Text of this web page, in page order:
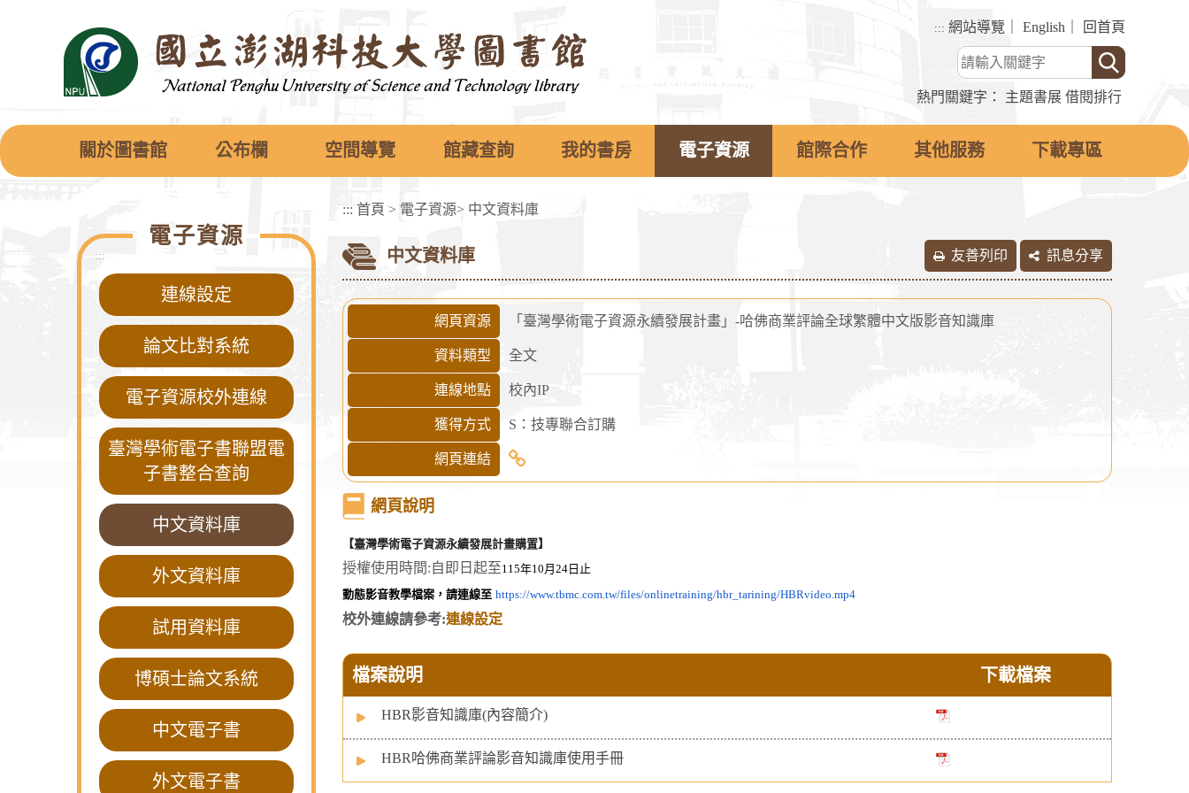
區
塊
::: 網站導覽 English 回首頁
熱門關鍵字： 主題書展 借閱排行
關於圖書館 公布欄 空間導覽 館藏查詢 我的書房 電子資源 館際合作 其他服務 下載專區
:::
電子資源
連線設定
論文比對系統
電子資源校外連線
臺灣學術電子書聯盟電
子書整合查詢
中文資料庫
外文資料庫
試用資料庫
博碩士論文系統
中文電子書
外文電子書
::: 首頁 > 電子資源> 中文資料庫
中文資料庫 友善列印 訊息分享
網頁資源 「臺灣學術電子資源永續發展計畫」-哈佛商業評論全球繁體中文版影音知識庫
資料類型 全文
連線地點 校內IP
獲得方式 S：技專聯合訂購
網頁連結
灣
永
發
計
畫」-
網頁說明
【臺灣學術電子資源永續發展計畫購置】
授權使用時間:自即日起至115年10月 24 日止
動態影音教學檔案，請連線至 https://www.tbmc.com.tw/files/onlinetraining/hbr_tarining/HBRvideo.mp4
校外連線請參考:連線設定
檔案說明 下載檔案
HBR影音知識庫(內容簡介)
HBR哈佛商業評論影音知識庫使用手冊